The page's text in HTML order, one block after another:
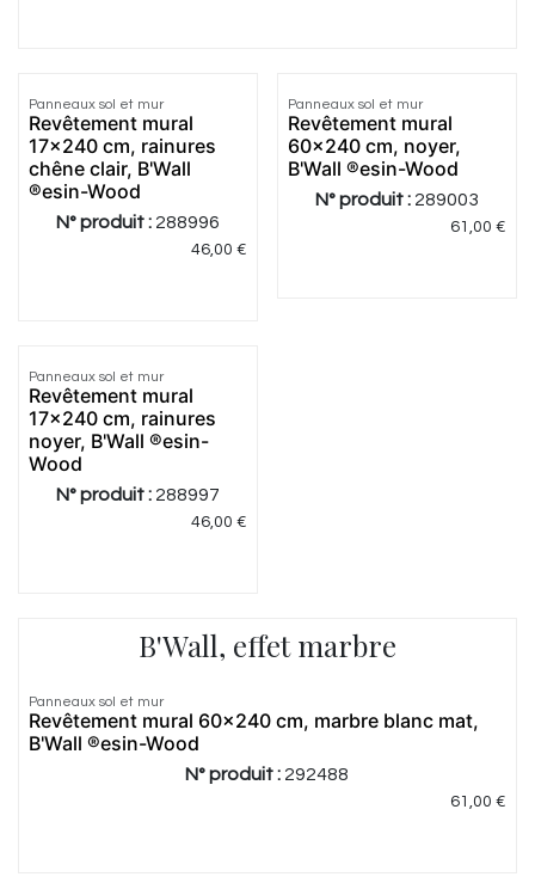
Panneaux sol et mur
Revêtement mural
17x240 cm, rainures
chêne clair, B'Wall
®esin-Wood
N° produit : 288996
46,00 €
Panneaux sol et mur
Revêtement mural
60x240 cm, noyer,
B'Wall ®esin-Wood
N° produit : 289003
61,00 €
Panneaux sol et mur
Revêtement mural
17x240 cm, rainures
noyer, B'Wall ®esin-
Wood
N° produit : 288997
46,00 €
B'Wall, effet marbre
Panneaux sol et mur
Revêtement mural 60x240 cm, marbre blanc mat,
B'Wall ®esin-Wood
N° produit : 292488
61,00 €